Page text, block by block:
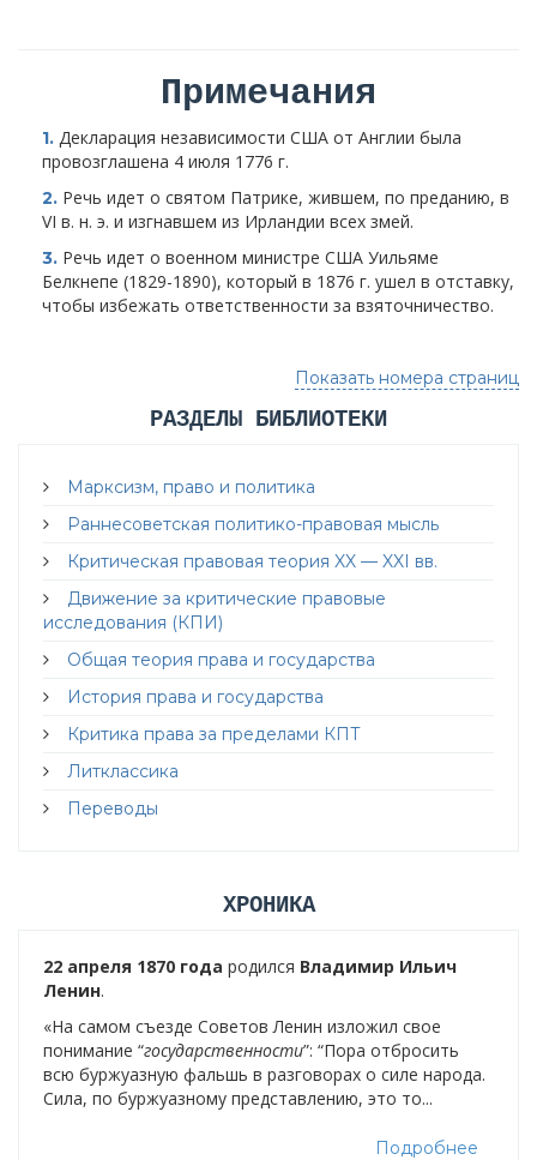
Примечания
1. Декларация независимости США от Англии была
провозглашена 4 июля 1776 г.
2. Речь идет о святом Патрике, жившем, по преданию, в
VI в. н. э. и изгнавшем из Ирландии всех змей.
3. Речь идет о военном министре США Уильяме
Белкнепе (1829-1890), который в 1876 г. ушел в отставку,
чтобы избежать ответственности за взяточничество.
Показать номера страниц
РАЗДЕЛЫ БИБЛИОТЕКИ
Марксизм, право и политика
Раннесоветская политико-правовая мысль
Критическая правовая теория XX — XXI вв.
Движение за критические правовые
исследования (КПИ)
Общая теория права и государства
История права и государства
Критика права за пределами КПТ
Литклассика
Переводы
ХРОНИКА
22 апреля 1870 года родился Владимир Ильич
Ленин.
«На самом съезде Советов Ленин изложил свое
понимание “государственности”: “Пора отбросить
всю буржуазную фальшь в разговорах о силе народа.
Сила, по буржуазному представлению, это то...
Подробнее